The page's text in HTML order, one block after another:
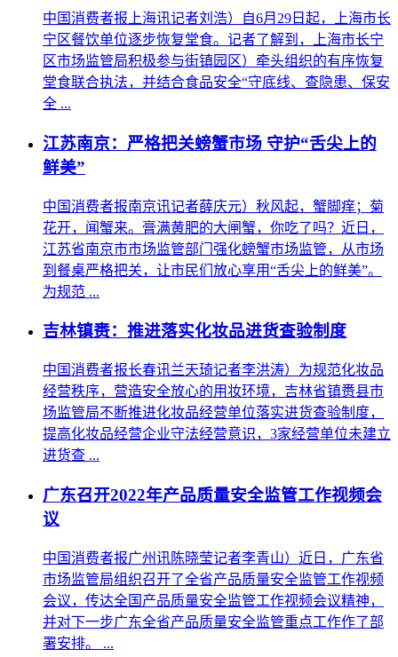
中国消费者报上海讯记者刘浩）自6月29日起，上海市长
宁区餐饮单位逐步恢复堂食。记者了解到，上海市长宁
区市场监管局积极参与街镇园区）牵头组织的有序恢复
堂食联合执法，并结合食品安全“守底线、查隐患、保安
全 ...
江苏南京：严格把关螃蟹市场 守护“舌尖上的
鲜美”
中国消费者报南京讯记者薛庆元）秋风起，蟹脚痒；菊
花开，闻蟹来。膏满黄肥的大闸蟹，你吃了吗？近日，
江苏省南京市市场监管部门强化螃蟹市场监管，从市场
到餐桌严格把关，让市民们放心享用“舌尖上的鲜美”。
为规范 ...
吉林镇赉：推进落实化妆品进货查验制度
中国消费者报长春讯兰天琦记者李洪涛）为规范化妆品
经营秩序，营造安全放心的用妆环境，吉林省镇赉县市
场监管局不断推进化妆品经营单位落实进货查验制度，
提高化妆品经营企业守法经营意识，3家经营单位未建立
进货查 ...
广东召开2022年产品质量安全监管工作视频会
议
中国消费者报广州讯陈晓莹记者李青山）近日，广东省
市场监管局组织召开了全省产品质量安全监管工作视频
会议，传达全国产品质量安全监管工作视频会议精神，
并对下一步广东全省产品质量安全监管重点工作作了部
署安排。 ...